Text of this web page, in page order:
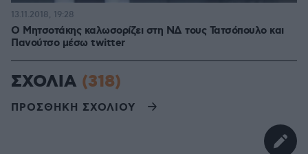
Ο Μητσοτάκης καλωσορίζει στη ΝΔ τους Τατσόπουλο και
Πανούτσο μέσω twitter
13.11.2018, 19:28
ΣΧΟΛΙΑ (318)
ΠΡΟΣΘΗΚΗ ΣΧΟΛΙΟΥ